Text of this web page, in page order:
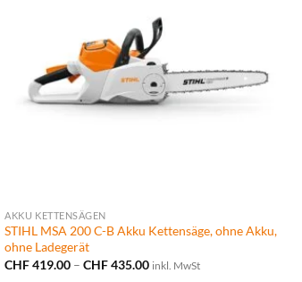
AKKU KETTENSÄGEN
STIHL MSA 200 C-B Akku Kettensäge, ohne Akku,
ohne Ladegerät
CHF419.00 –CHF435.00Preisspanne:
inkl. MwSt